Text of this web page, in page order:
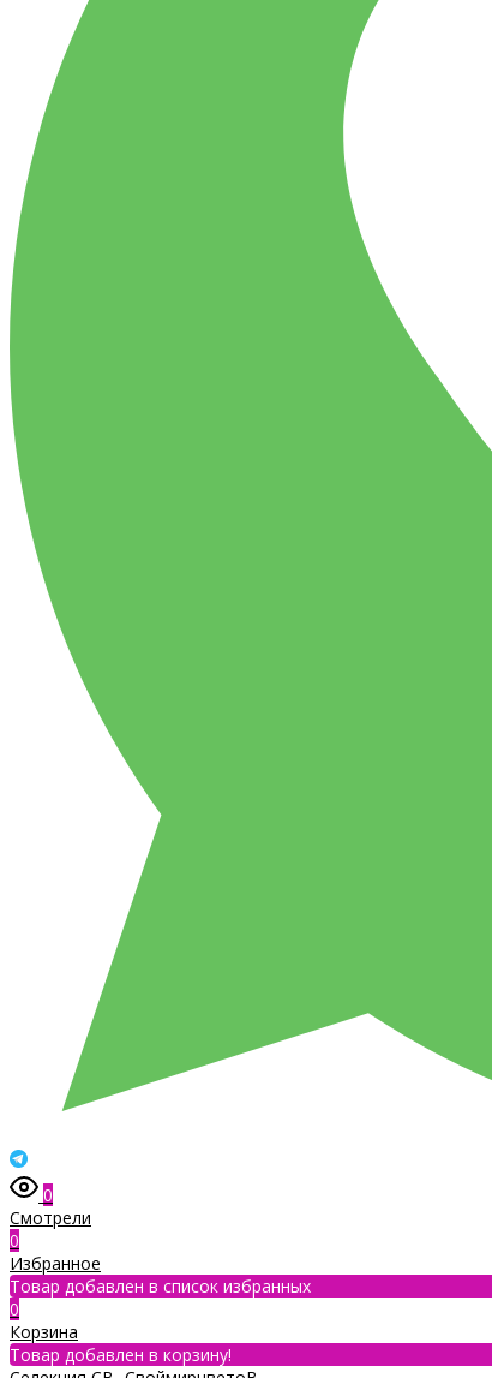
0
Смотрели
0
Избранное
Товар добавлен в список избранных
0
Корзина
Товар добавлен в корзину!